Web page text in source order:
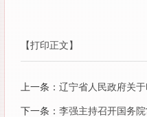
【打印正文】
上一条： 辽宁省人民政府关
下一条： 李强主持召开国务